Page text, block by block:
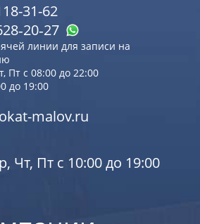
31-62
линии для записи на
Пт с 08:00 до 22:00
до 19:00
malov.ru
Чт, Пт с 10:00 до 19:00